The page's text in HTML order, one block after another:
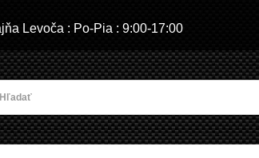
Levoča : Po-Pia : 9:00-17:00